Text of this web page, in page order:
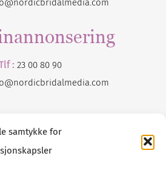
samtykke for
: 23 00 80 90
nordicbridalmedia.com